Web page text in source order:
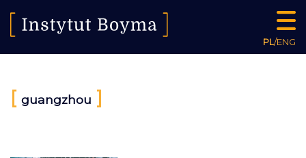
PL/ENG
[ guangzhou ]